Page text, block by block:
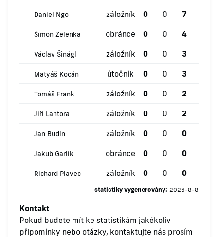
Daniel Ngo záložník 0 0 7
Šimon Zelenka obránce 0 0 4
Václav Šinágl záložník 0 0 3
Matyáš Kocán útočník 0 0 3
Tomáš Frank záložník 0 0 2
Jiří Lantora záložník 0 0 2
Jan Budín záložník 0 0 0
Jakub Garlík obránce 0 0 0
Richard Plavec záložník 0 0 0
statistiky vygenerovány: 2026-8-8
Kontakt
Pokud budete mít ke statistikám jakékoliv
připomínky nebo otázky, kontaktujte nás prosím